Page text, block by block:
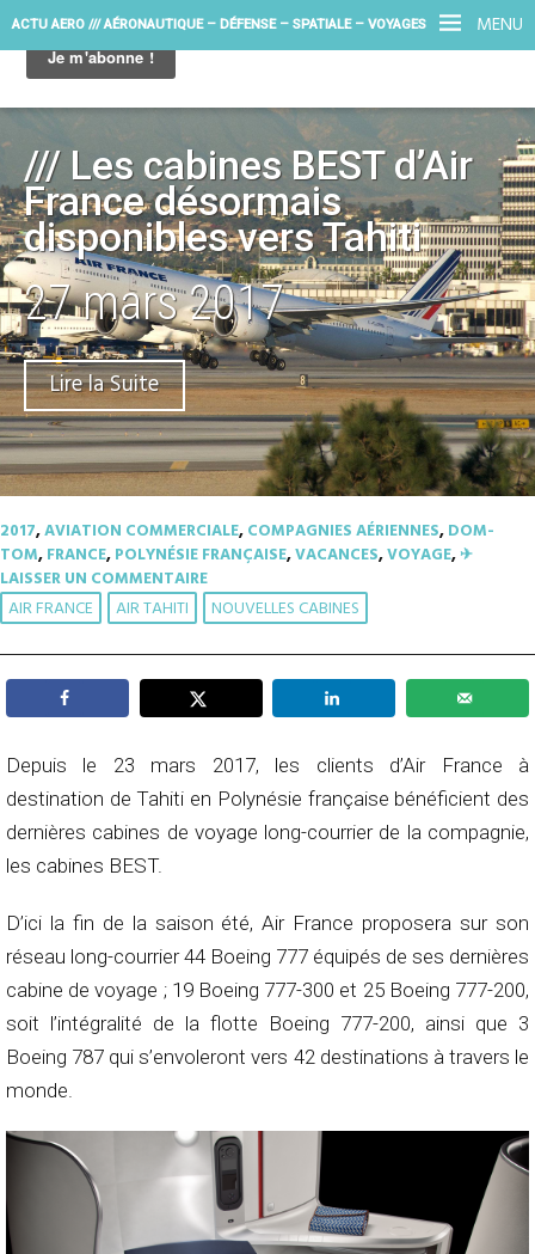
MENU
ACTU AERO /// AÉRONAUTIQUE – DÉFENSE – SPATIALE – VOYAGES
/// Les cabines BEST d’Air
France désormais
disponibles vers Tahiti
27 mars 2017
Lire la Suite
2017,AVIATION COMMERCIALE,COMPAGNIES AÉRIENNES,DOM-
TOM,FRANCE,POLYNÉSIE FRANÇAISE,VACANCES,VOYAGE,✈︎
LAISSER UN COMMENTAIRE
AIR FRANCE AIR TAHITI NOUVELLES CABINES
Depuis le 23 mars 2017, les clients d’Air France à
destination de Tahiti en Polynésie française bénéficient des
dernières cabines de voyage long-courrier de la compagnie,
les cabines BEST.
D’ici la fin de la saison été, Air France proposera sur son
réseau long-courrier 44 Boeing 777 équipés de ses dernières
cabine de voyage ; 19 Boeing 777-300 et 25 Boeing 777-200,
soit l’intégralité de la flotte Boeing 777-200, ainsi que 3
Boeing 787 qui s’envoleront vers 42 destinations à travers le
monde.